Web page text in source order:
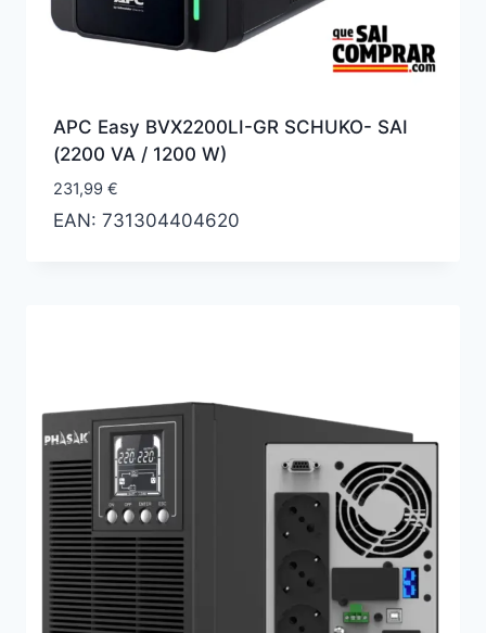
APC Easy BVX2200LI-GR SCHUKO- SAI
(2200 VA / 1200 W)
231,99 €
EAN: 731304404620